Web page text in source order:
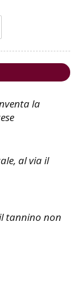
la
al via il
tannino non